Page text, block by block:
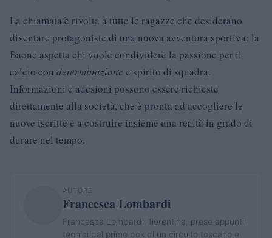
La chiamata è rivolta a tutte le ragazze che desiderano
diventare protagoniste di una nuova avventura sportiva: la
Baone aspetta chi vuole condividere la passione per il
calcio con determinazione e spirito di squadra.
Informazioni e adesioni possono essere richieste
direttamente alla società, che è pronta ad accogliere le
nuove iscritte e a costruire insieme una realtà in grado di
durare nel tempo.
AUTORE
Francesca Lombardi
Francesca Lombardi, fiorentina, prese appunti
tecnici dal primo box di un circuito toscano e